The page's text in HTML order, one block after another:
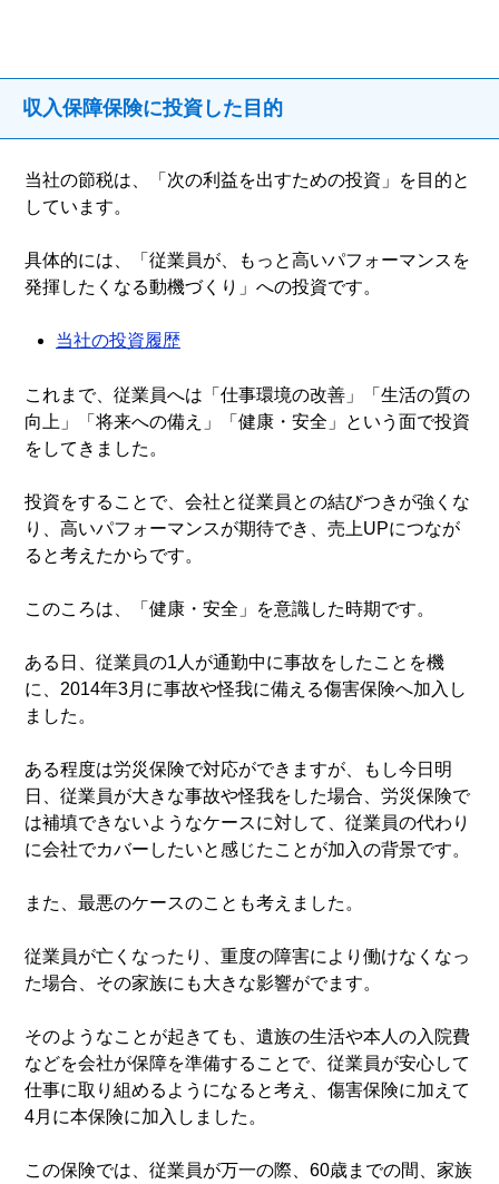
収入保障保険に投資した目的
当社の節税は、「次の利益を出すための投資」を目的と
しています。
具体的には、「従業員が、もっと高いパフォーマンスを
発揮したくなる動機づくり」への投資です。
当社の投資履歴
これまで、従業員へは「仕事環境の改善」「生活の質の
向上」「将来への備え」「健康・安全」という面で投資
をしてきました。
投資をすることで、会社と従業員との結びつきが強くな
り、高いパフォーマンスが期待でき、売上UPにつなが
ると考えたからです。
このころは、「健康・安全」を意識した時期です。
ある日、従業員の1人が通勤中に事故をしたことを機
に、2014年3月に事故や怪我に備える傷害保険へ加入し
ました。
ある程度は労災保険で対応ができますが、もし今日明
日、従業員が大きな事故や怪我をした場合、労災保険で
は補填できないようなケースに対して、従業員の代わり
に会社でカバーしたいと感じたことが加入の背景です。
また、最悪のケースのことも考えました。
従業員が亡くなったり、重度の障害により働けなくなっ
た場合、その家族にも大きな影響がでます。
そのようなことが起きても、遺族の生活や本人の入院費
などを会社が保障を準備することで、従業員が安心して
仕事に取り組めるようになると考え、傷害保険に加えて
4月に本保険に加入しました。
この保険では、従業員が万一の際、60歳までの間、家族